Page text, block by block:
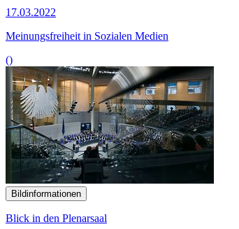
17.03.2022
Meinungsfreiheit in Sozialen Medien
()
Bildinformationen
Blick in den Plenarsaal